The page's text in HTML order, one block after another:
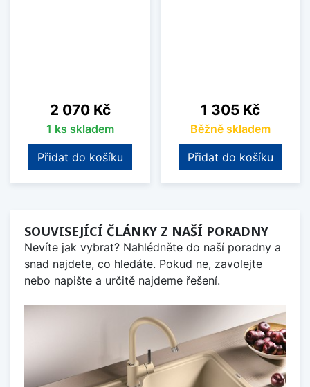
Cena
2 070 Kč
1 ks skladem
Přidat do košíku
Cena
1 305 Kč
Běžně skladem
Přidat do košíku
SOUVISEJÍCÍ ČLÁNKY Z NAŠÍ PORADNY
Nevíte jak vybrat? Nahlédněte do naší poradny a
snad najdete, co hledáte. Pokud ne, zavolejte
nebo napište a určitě najdeme řešení.